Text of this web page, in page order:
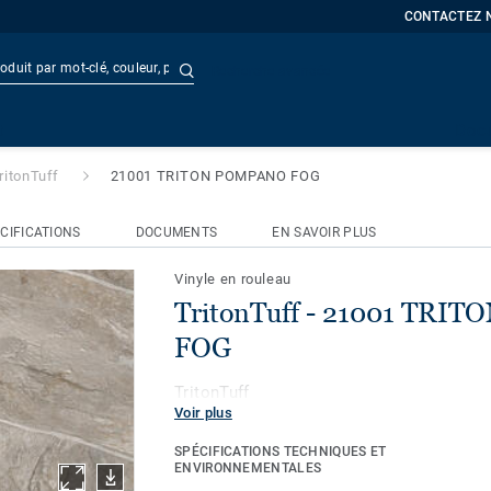
CONTACTEZ
21001 TRITON POMPANO FOG
DOCUMENTS EN SAVOIR PLUS
Vinyle en rouleau
TritonTuff - 21001
FOG
TritonTuff
Voir plus
SPÉCIFICATIONS TECHNIQUES ET
ENVIRONNEMENTALES